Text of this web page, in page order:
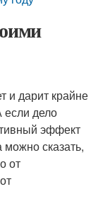
и дарит крайне
дело
эффект
можно сказать,
от